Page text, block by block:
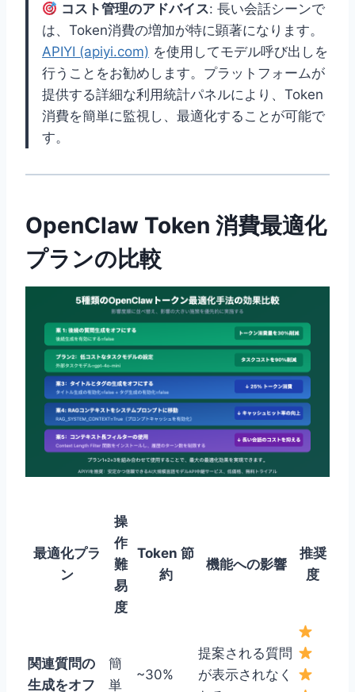
コスト管理のアドバイス: 長い会話シーンで
は、Token消費の増加が特に顕著になります。
APIYI (apiyi.com) を使用してモデル呼び出しを
行うことをお勧めします。プラットフォームが
提供する詳細な利用統計パネルにより、Token
消費を簡単に監視し、最適化することが可能で
す。
OpenClaw Token 消費最適化
プランの比較
最適化プラ
ン
操
作
難
易
度
Token 節
約
機能への影響
推奨
度
関連質問の
生成をオフ
簡
単
~30%
提案される質問
が表示されなく